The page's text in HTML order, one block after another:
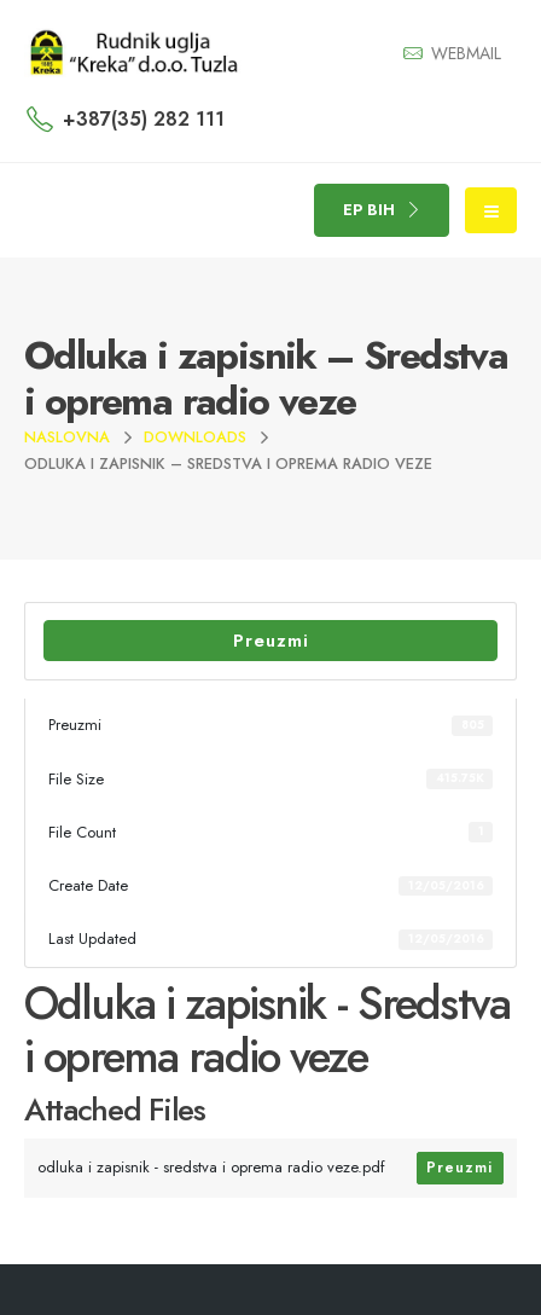
WEBMAIL
+387(35) 282 111
EP BIH
Odluka i zapisnik – Sredstva
i oprema radio veze
NASLOVNA
DOWNLOADS
ODLUKA I ZAPISNIK – SREDSTVA I OPREMA RADIO VEZE
Preuzmi
Preuzmi
File Size
File Count
Create Date
Last Updated
Odluka i zapisnik - Sredstva
i oprema radio veze
Attached Files
odluka i zapisnik - sredstva i oprema radio veze.pdf Preuzmi